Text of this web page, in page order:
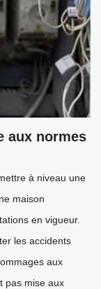
aux normes
à niveau une
maison
en vigueur.
les accidents
aux
pas mise aux